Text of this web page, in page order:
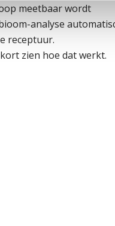
meetbaar wordt
analyse
receptuur.
zien hoe dat werkt.